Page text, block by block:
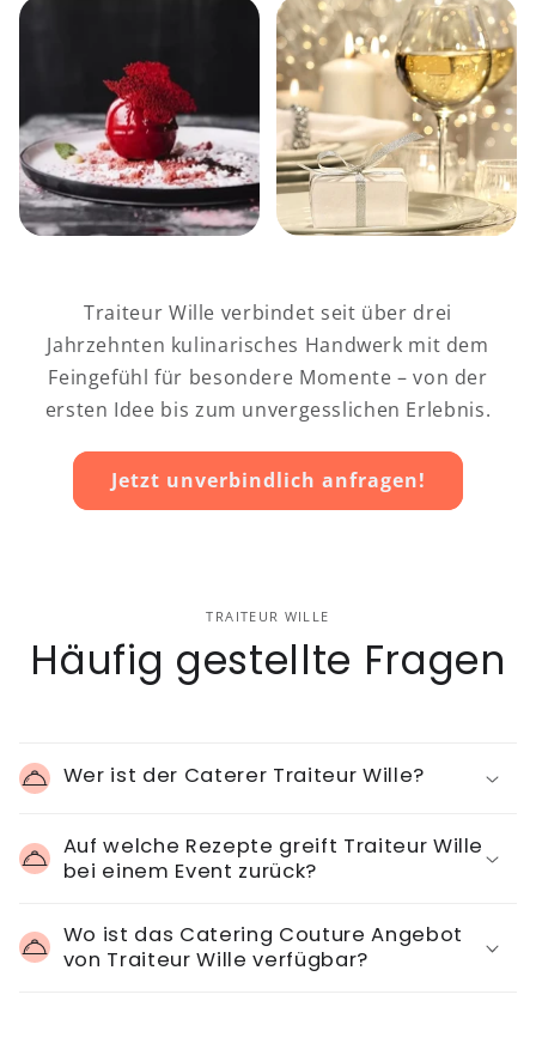
Traiteur Wille verbindet seit über drei
Jahrzehnten kulinarisches Handwerk mit dem
Feingefühl für besondere Momente – von der
ersten Idee bis zum unvergesslichen Erlebnis.
Jetzt unverbindlich anfragen!
TRAITEUR WILLE
Häufig gestellte Fragen
Wer ist der Caterer Traiteur Wille?
Auf welche Rezepte greift Traiteur Wille
bei einem Event zurück?
Wo ist das Catering Couture Angebot
von Traiteur Wille verfügbar?